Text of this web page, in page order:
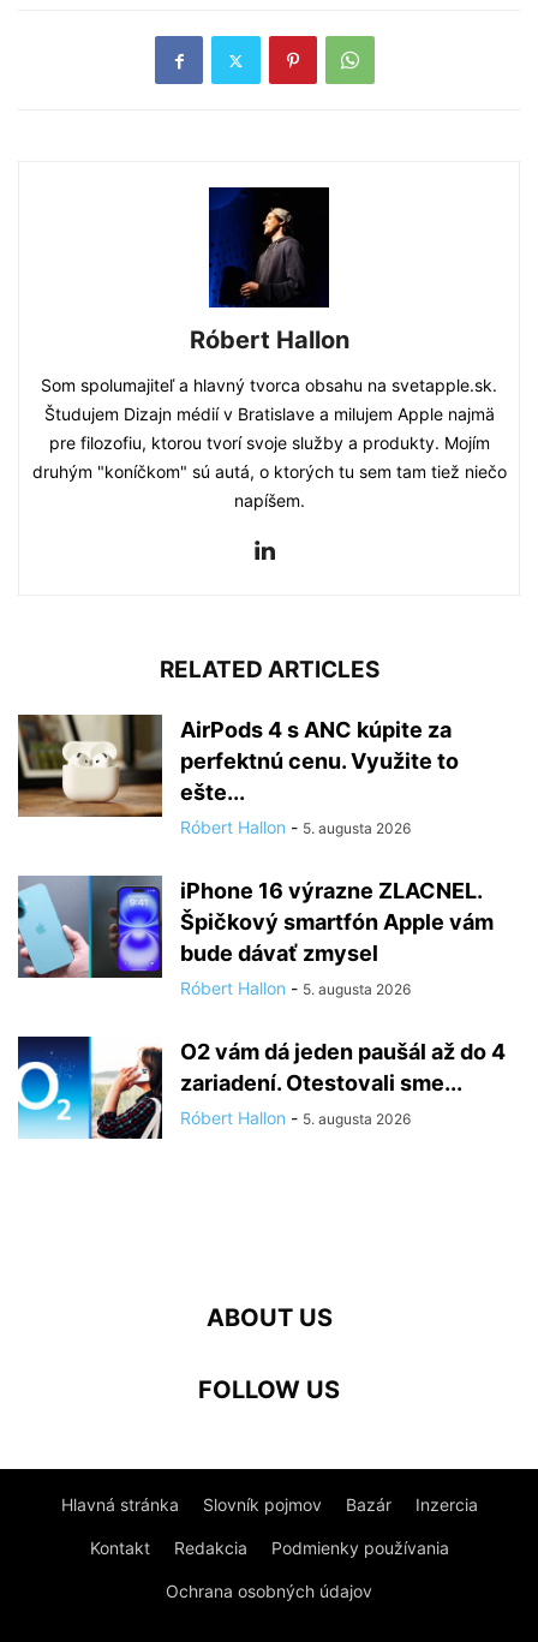
Róbert Hallon
Som spolumajiteľ a hlavný tvorca obsahu na svetapple.sk.
Študujem Dizajn médií v Bratislave a milujem Apple najmä
pre filozofiu, ktorou tvorí svoje služby a produkty. Mojím
druhým "koníčkom" sú autá, o ktorých tu sem tam tiež niečo
napíšem.
RELATED ARTICLES
AirPods 4 s ANC kúpite za
perfektnú cenu. Využite to
ešte...
Róbert Hallon - 5. augusta 2026
iPhone 16 výrazne ZLACNEL.
Špičkový smartfón Apple vám
bude dávať zmysel
Róbert Hallon - 5. augusta 2026
O2 vám dá jeden paušál až do 4
zariadení. Otestovali sme...
Róbert Hallon - 5. augusta 2026
ABOUT US
FOLLOW US
Hlavná stránka Slovník pojmov Bazár Inzercia
Kontakt Redakcia Podmienky používania
Ochrana osobných údajov